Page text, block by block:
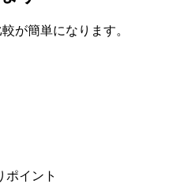
が簡単になります。
ポイント